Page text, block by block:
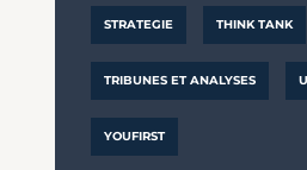
STRATEGIE THINK TANK
TRIBUNES ET ANALYSES
YOUFIRST